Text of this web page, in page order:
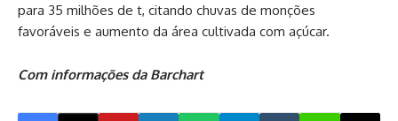
para 35 milhões de t, citando chuvas de monções
favoráveis ​​e aumento da área cultivada com açúcar.
Com informações da Barchart